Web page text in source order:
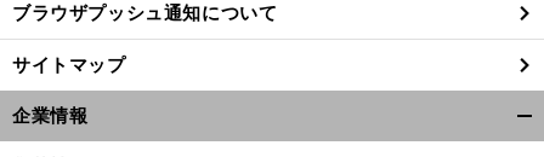
ブラウザプッシュ通知について
サイトマップ
企業情報